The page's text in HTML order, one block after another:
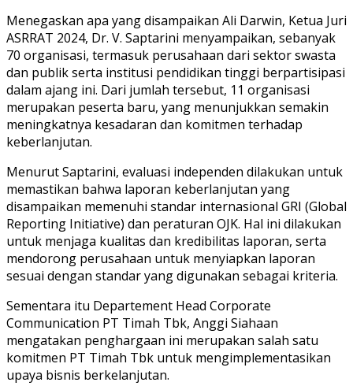
Menegaskan apa yang disampaikan Ali Darwin, Ketua Juri
ASRRAT 2024, Dr. V. Saptarini menyampaikan, sebanyak
70 organisasi, termasuk perusahaan dari sektor swasta
dan publik serta institusi pendidikan tinggi berpartisipasi
dalam ajang ini. Dari jumlah tersebut, 11 organisasi
merupakan peserta baru, yang menunjukkan semakin
meningkatnya kesadaran dan komitmen terhadap
keberlanjutan.
Menurut Saptarini, evaluasi independen dilakukan untuk
memastikan bahwa laporan keberlanjutan yang
disampaikan memenuhi standar internasional GRI (Global
Reporting Initiative) dan peraturan OJK. Hal ini dilakukan
untuk menjaga kualitas dan kredibilitas laporan, serta
mendorong perusahaan untuk menyiapkan laporan
sesuai dengan standar yang digunakan sebagai kriteria.
Sementara itu Departement Head Corporate
Communication PT Timah Tbk, Anggi Siahaan
mengatakan penghargaan ini merupakan salah satu
komitmen PT Timah Tbk untuk mengimplementasikan
upaya bisnis berkelanjutan.